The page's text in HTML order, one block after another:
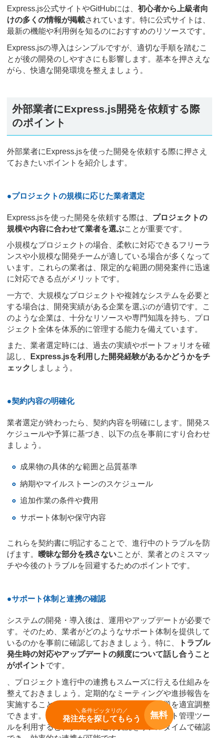
Express.js公式サイトやGitHubには、 初心者から上級者向
けの多くの情報が掲載されています。特に公式サイトは、
最新の機能や利用例を知るのにおすすめのリソースです。
Express.jsの導入はシンプルですが、適切な手順を踏むこ
とが後の開発のしやすさにも影響します。基本を押さえな
がら、快適な開発環境を整えましょう。
外部業者にExpress.js開発を依頼する際
のポイント
外部業者にExpress.jsを使った開発を依頼する際に押さえ
ておきたいポイントを紹介します。
●プロジェクトの規模に応じた業者選定
Express.jsを使った開発を依頼する際は、 プロジェクトの
規模や内容に合わせて業者を選ぶことが重要です。
小規模なプロジェクトの場合、柔軟に対応できるフリーラ
ンスや小規模な開発チームが適している場合が多くなって
います。これらの業者は、限定的な範囲の開発案件に迅速
に対応できる点がメリットです。
一方で、大規模なプロジェクトや複雑なシステムを必要と
する場合は、開発実績がある企業を選ぶのが適切です。こ
のような企業は、十分なリソースや専門知識を持ち、プロ
ジェクト全体を体系的に管理する能力を備えています。
また、業者選定時には、過去の実績やポートフォリオを確
認し、
Express.jsを利用した開発経験があるかどうかをチ
ェック しましょう。
●契約内容の明確化
業者選定が終わったら、契約内容を明確にします。開発ス
ケジュールや予算に基づき、以下の点を事前にすり合わせ
ましょう。
成果物の具体的な範囲と品質基準
納期やマイルストーンのスケジュール
追加作業の条件や費用
サポート体制や保守内容
これらを契約書に明記することで、進行中のトラブルを防
げます。
曖昧な部分を残さないことが、業者とのミスマッ
チや今後のトラブルを回避するためのポイントです。
●サポート体制と連携の確認
システムの開発・導入後は、運用やアップデートが必要で
す。そのため、業者がどのようなサポート体制を提供して
いるのかを事前に確認しておきましょう。特に、
トラブル
発生時の対応やアップデートの頻度について話し合うこと
がポイント です。
、プロジェクト進行中の連携もスムーズに行える仕組みを
整えておきましょう。定期的なミーティングや進捗報告を
実施することで、プロジェクトの方向性や課題を適宜調整
できます。さらに、業者が提供するプロジェクト管理ツー
ルを利用すると、タスクの進行状況をリアルタイムで確認
＼条件ピッタリの／
発注先を探してもらう 無料